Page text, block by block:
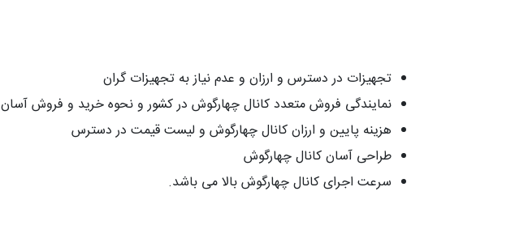
تجهیزات در دسترس و ارزان و عدم نیاز به تجهیزات گران
نمایندگی فروش متعدد کانال چهارگوش در کشور و نحوه خرید و فروش آسان
هزینه پایین و ارزان کانال چهارگوش و لیست قیمت در دسترس
طراحی آسان کانال چهارگوش
سرعت اجرای کانال چهارگوش بالا می باشد.